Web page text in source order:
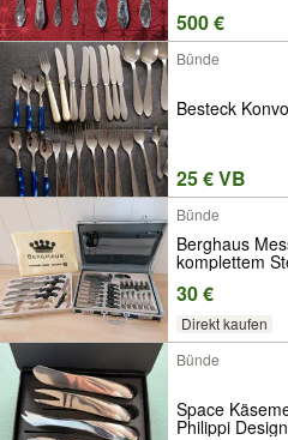
500 €
Bünde
Besteck
25 € VB
Bünde
Berghaus
komplettem
30 €
Direkt kaufen
Bünde
Space
Philippi